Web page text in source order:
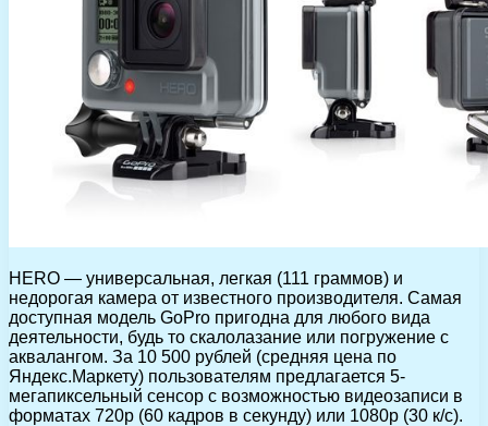
HERO — универсальная, легкая (111 граммов) и
недорогая камера от известного производителя. Самая
доступная модель GoPro пригодна для любого вида
деятельности, будь то скалолазание или погружение с
аквалангом. За 10 500 рублей (средняя цена по
Яндекс.Маркету) пользователям предлагается 5-
мегапиксельный сенсор с возможностью видеозаписи в
форматах 720р (60 кадров в секунду) или 1080р (30 к/с).